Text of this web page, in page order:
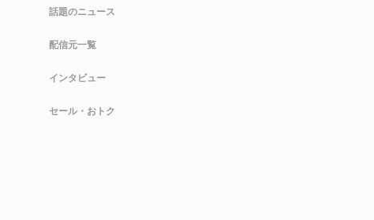
話題のニュース
配信元一覧
インタビュー
セール・おトク